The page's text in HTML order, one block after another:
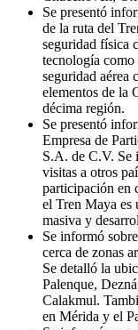
Se presentó
de la ruta del
seguridad física
tecnología
seguridad aérea
elementos de la
décima región.
Se presentó
Empresa de
S.A. de C.V. Se
visitas a otros
participación en
el Tren Maya es
masiva y
Se informó
cerca de zonas
Se detalló la
Palenque,
Calakmul.
en Mérida y el